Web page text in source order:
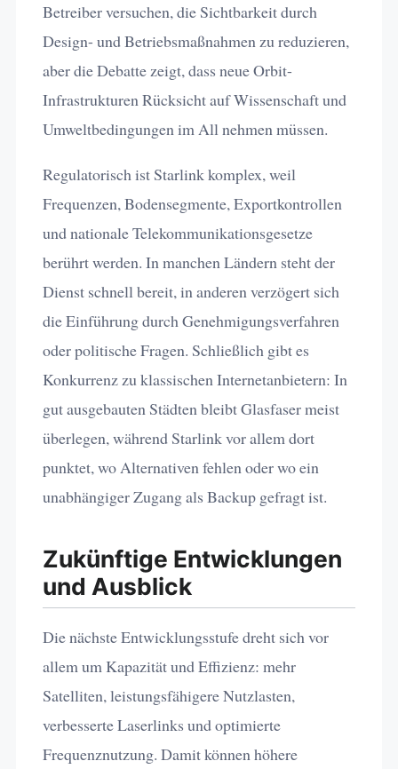
Betreiber versuchen, die Sichtbarkeit durch
Design- und Betriebsmaßnahmen zu reduzieren,
aber die Debatte zeigt, dass neue Orbit-
Infrastrukturen Rücksicht auf Wissenschaft und
Umweltbedingungen im All nehmen müssen.
Regulatorisch ist Starlink komplex, weil
Frequenzen, Bodensegmente, Exportkontrollen
und nationale Telekommunikationsgesetze
berührt werden. In manchen Ländern steht der
Dienst schnell bereit, in anderen verzögert sich
die Einführung durch Genehmigungsverfahren
oder politische Fragen. Schließlich gibt es
Konkurrenz zu klassischen Internetanbietern: In
gut ausgebauten Städten bleibt Glasfaser meist
überlegen, während Starlink vor allem dort
punktet, wo Alternativen fehlen oder wo ein
unabhängiger Zugang als Backup gefragt ist.
Zukünftige Entwicklungen
und Ausblick
Die nächste Entwicklungsstufe dreht sich vor
allem um Kapazität und Effizienz: mehr
Satelliten, leistungsfähigere Nutzlasten,
verbesserte Laserlinks und optimierte
Frequenznutzung. Damit können höhere